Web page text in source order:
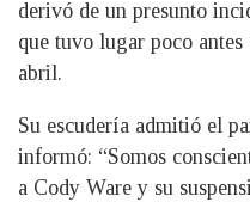
derivó de un presunto
que tuvo lugar poco
abril.
Su escudería admitió el
informó: “Somos
a Cody Ware y su